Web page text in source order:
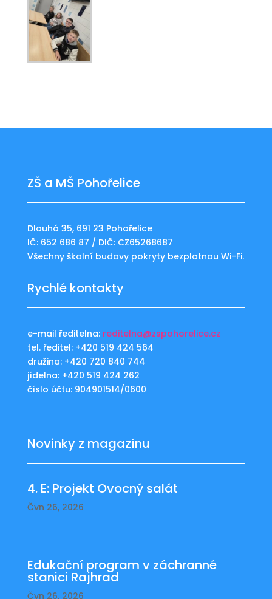
ZŠ a MŠ Pohořelice
Dlouhá 35, 691 23 Pohořelice
IČ: 652 686 87 / DIČ: CZ65268687
Všechny školní budovy pokryty bezplatnou Wi-Fi.
Rychlé kontakty
e-mail ředitelna: reditelna@zspohorelice.cz
tel. ředitel: +420 519 424 564
družina: +420 720 840 744
jídelna: +420 519 424 262
číslo účtu: 904901514/0600
Novinky z magazínu
4. E: Projekt Ovocný salát
Čvn 26, 2026
Edukační program v záchranné
stanici Rajhrad
Čvn 26, 2026